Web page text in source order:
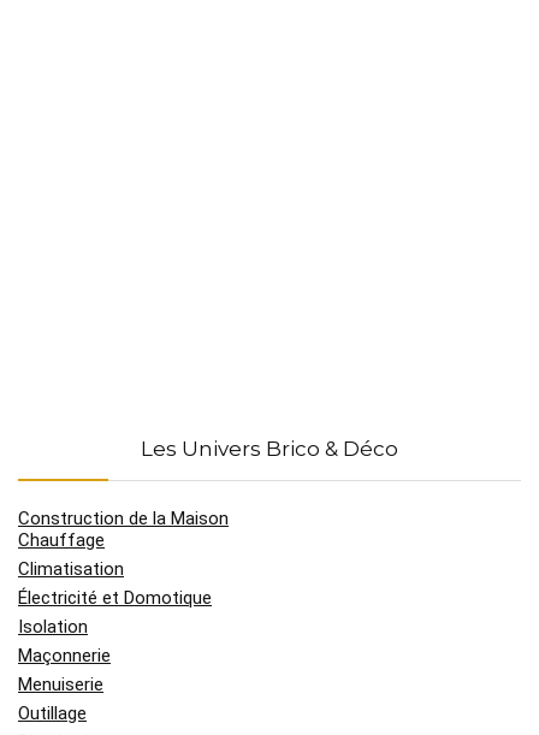
Les Univers Brico & Déco
Construction de la Maison
Chauffage
Climatisation
Électricité et Domotique
Isolation
Maçonnerie
Menuiserie
Outillage